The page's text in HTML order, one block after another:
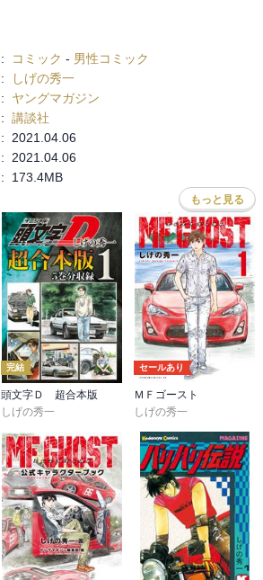
: コミック - 男性コミック
:
しげの秀一
:
ヤングマガジン
: 講談社
:
2021.04.06
:
2021.04.06
: 173.4MB
もっと見る
完結
頭文字Ｄ 超合本版
しげの秀一
セールあり
ＭＦゴースト
しげの秀一